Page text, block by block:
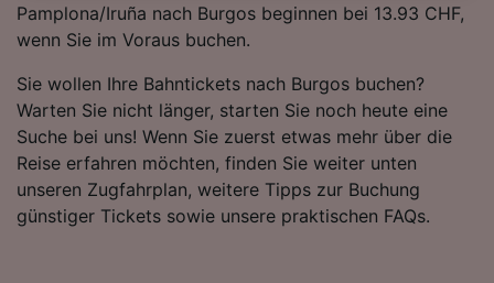
Pamplona/Iruña nach Burgos beginnen bei 13.93 CHF,
wenn Sie im Voraus buchen.
Sie wollen Ihre Bahntickets nach Burgos buchen?
Warten Sie nicht länger, starten Sie noch heute eine
Suche bei uns! Wenn Sie zuerst etwas mehr über die
Reise erfahren möchten, finden Sie weiter unten
unseren Zugfahrplan, weitere Tipps zur Buchung
günstiger Tickets sowie unsere praktischen FAQs.
Datenschutzrichtlinie. Diese Präferenzen
werden unseren Partnern signalisiert und
haben keinen Einfluss auf Surfdaten. Ihre
Daten werden nicht für Tracking-Zwecke
verwendet, wenn Sie uns gebeten haben, Ihr
Surfverhalten nicht zu verfolgen.
Wir und unsere Partner verarbeiten Daten, um
Folgendes bereitzustellen: